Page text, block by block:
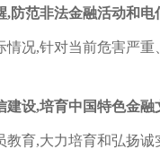
,防范非法金融活动和电
情况,针对当前危害严
建设,培育中国特色金融
教育,大力培育和弘扬